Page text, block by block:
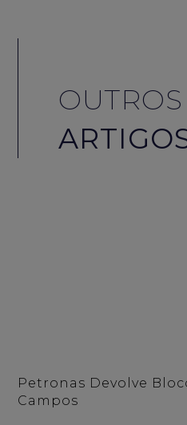
OUTROS
Petronas Devolve
Campos